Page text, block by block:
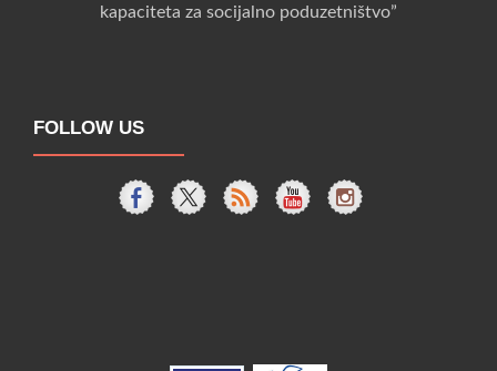
kapaciteta za socijalno poduzetništvo”
FOLLOW US